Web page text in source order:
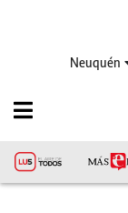
Neuquén